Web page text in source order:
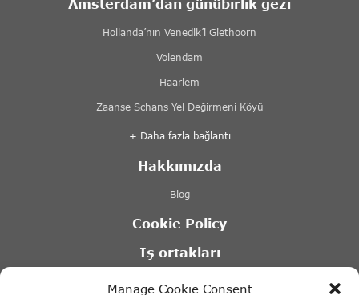
Manage Cookie Consent
Amsterdam’dan günübirlik gezi
Hollanda’nın Venedik’i Giethoorn
Volendam
Haarlem
Zaanse Schans Yel Değirmeni Köyü
+ Daha fazla bağlantı
Hakkımızda
Blog
Cookie Policy
Iş ortakları